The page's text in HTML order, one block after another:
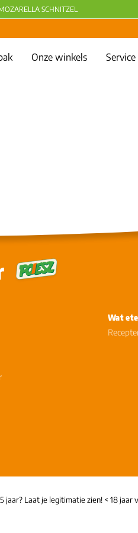
SCHNITZEL
Onze winkels Service
Wat
jaar? Laat je legitimatie zien! < 18 jaar